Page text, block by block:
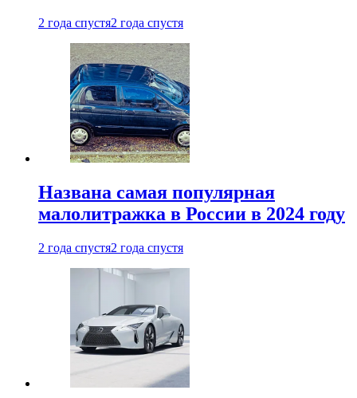
2 года спустя2 года спустя
Названа самая популярная
малолитражка в России в 2024 году
2 года спустя2 года спустя